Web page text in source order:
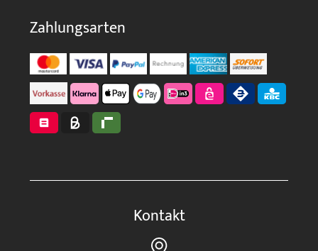
Zahlungsarten
Kontakt